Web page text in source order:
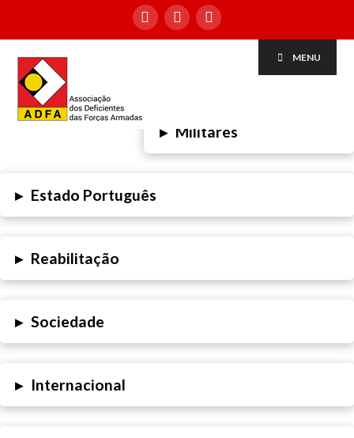
MENU
▸ Militares
▸ Estado Português
▸ Reabilitação
▸ Sociedade
▸ Internacional